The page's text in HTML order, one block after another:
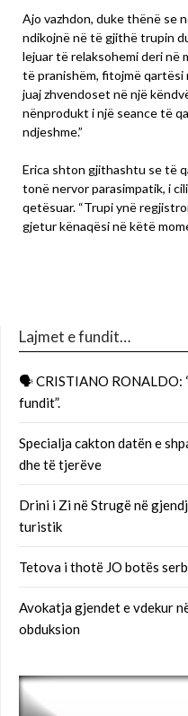
Ajo vazhdon, duke thënë se
ndikojnë në të gjithë trupin
lejuar të relaksohemi deri në
të pranishëm, fitojmë
juaj zhvendoset në një
nënprodukt i një seance të
ndjeshme.”
Erica shton gjithashtu se të
tonë nervor parasimpatik, i
qetësuar. “Trupi ynë
gjetur kënaqësi në këtë
Lajmet e fundit…
🗣 CRISTIANO RONALDO:
fundit”.
Specialja cakton datën e
dhe të tjerëve
Drini i Zi në Strugë në
turistik
Tetova i thotë JO botës
Avokatja gjendet e vdekur
obduksion